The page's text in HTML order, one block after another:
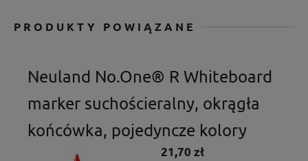
PRODUKTY POWIĄZANE
Neuland No.One® R Whiteboard
marker suchościeralny, okrągła
końcówka, pojedyncze kolory
21,70 zł